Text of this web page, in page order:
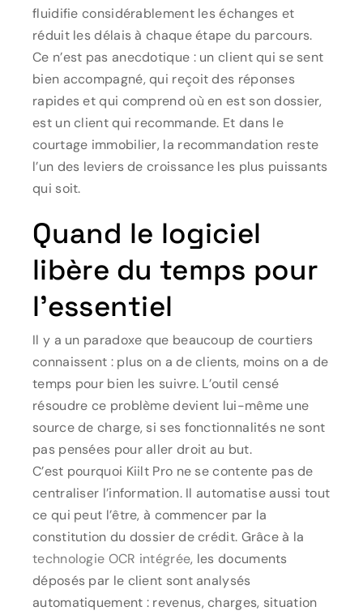
fluidifie considérablement les échanges et
réduit les délais à chaque étape du parcours.
Ce n’est pas anecdotique : un client qui se sent
bien accompagné, qui reçoit des réponses
rapides et qui comprend où en est son dossier,
est un client qui recommande. Et dans le
courtage immobilier, la recommandation reste
l’un des leviers de croissance les plus puissants
qui soit.
Quand le logiciel
libère du temps pour
l’essentiel
Il y a un paradoxe que beaucoup de courtiers
connaissent : plus on a de clients, moins on a de
temps pour bien les suivre. L’outil censé
résoudre ce problème devient lui-même une
source de charge, si ses fonctionnalités ne sont
pas pensées pour aller droit au but.
C’est pourquoi Kiilt Pro ne se contente pas de
centraliser l’information. Il automatise aussi tout
ce qui peut l’être, à commencer par la
constitution du dossier de crédit. Grâce à la
technologie OCR intégrée, les documents
déposés par le client sont analysés
automatiquement : revenus, charges, situation